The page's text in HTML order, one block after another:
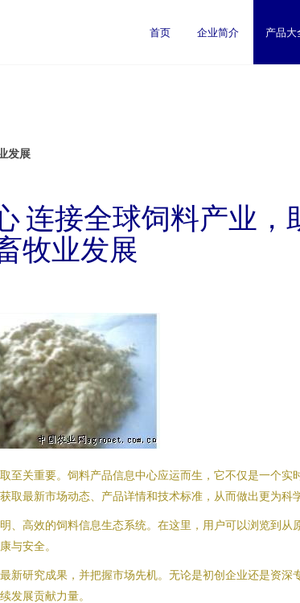
首页 企业简介 产品大
发展
连接全球饲料产业，
牧业发展
关重要。饲料产品信息中心应运而生，它不仅是一个
最新市场动态、产品详情和技术标准，从而做出更为科
高效的饲料信息生态系统。在这里，用户可以浏览到从
与安全。
研究成果，并把握市场先机。无论是初创企业还是资
发展贡献力量。